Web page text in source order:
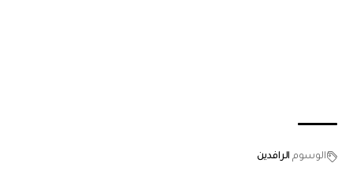
الوسوم الرافدين